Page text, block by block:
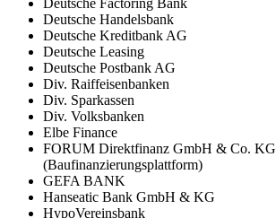
Deutsche Factoring Bank
Deutsche Handelsbank
Deutsche Kreditbank AG
Deutsche Leasing
Deutsche Postbank AG
Div. Raiffeisenbanken
Div. Sparkassen
Div. Volksbanken
Elbe Finance
FORUM Direktfinanz GmbH & Co. KG
(Baufinanzierungsplattform)
GEFA BANK
Hanseatic Bank GmbH & KG
HypoVereinsbank